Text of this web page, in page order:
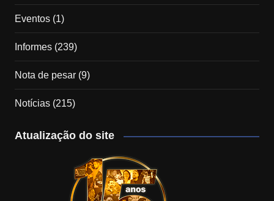
Eventos(1)
Informes(239)
Nota de pesar(9)
Notícias(215)
Atualização do site